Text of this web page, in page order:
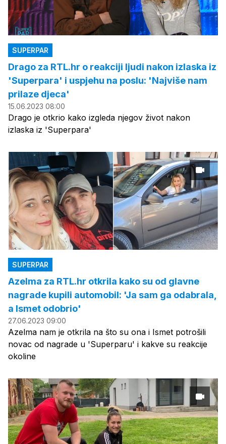
SUPERPAR
Drago za RTL.hr o reakciji ljudi nakon izlaska iz
'Superpara' i uspjehu na poslu: 'Najviše nam
prilaze djeca'
15.06.2023 08:00
Drago je otkrio kako izgleda njegov život nakon
izlaska iz 'Superpara'
SUPERPAR
Azelma za RTL.hr otkrila kako su od glavne
nagrade kupili automobil: 'Ja sam ga odabrala,
a Ismet odobrio'
27.06.2023 09:00
Azelma nam je otkrila na što su ona i Ismet potrošili
novac od nagrade u 'Superparu' i kakve su reakcije
okoline